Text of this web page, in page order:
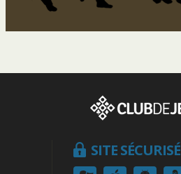
SITE SÉCURISÉ